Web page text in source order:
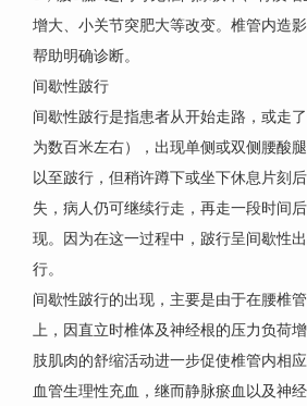
增大、小关节突肥大等改变。椎管内造
帮助明确诊断。
间歇性跛行
间歇性跛行是指患者从开始走路，或走
为数百米左右），出现单侧或双侧腰酸
以至跛行，但稍许蹲下或坐下休息片刻
失，病人仍可继续行走，再走一段时间
现。因为在这一过程中，跛行呈间歇性
行。
间歇性跛行的出现，主要是由于在腰椎
上，因直立时椎体及神经根的压力负荷
肢肌肉的舒缩活动进一步促使椎管内相
血管生理性充血，继而静脉瘀血以及神